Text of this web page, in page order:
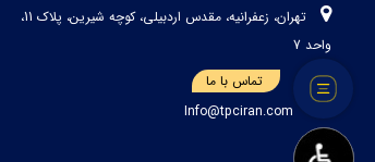
تهران، زعفرانیه، مقدس اردبیلی، کوچه شیرین، پلاک 11،
واحد 7
تماس با ما